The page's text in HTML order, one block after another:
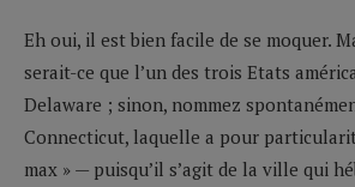
Eh oui, il est bien facile de se moquer.
serait-ce que l’un des trois Etats
Delaware ; sinon, nommez
Connecticut, laquelle a pour
max » — puisqu’il s’agit de la ville qui